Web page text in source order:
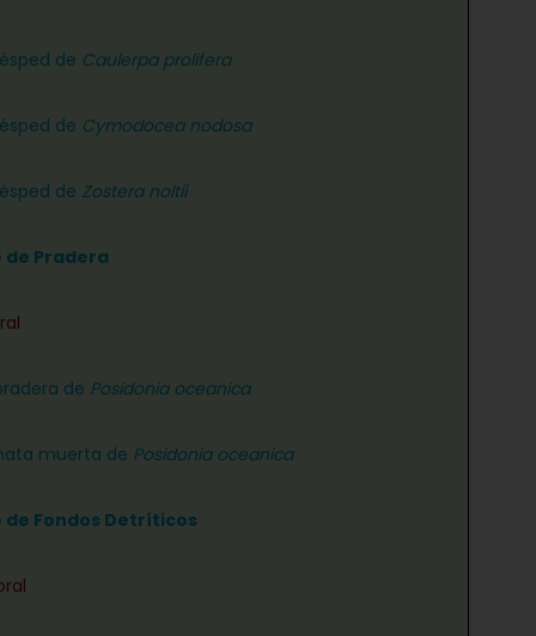
de Caulerpa prolifera
de Cymodocea nodosa
de Zostera noltii
de Pradera
de Posidonia oceanica
muerta de Posidonia oceanica
de Fondos Detríticos